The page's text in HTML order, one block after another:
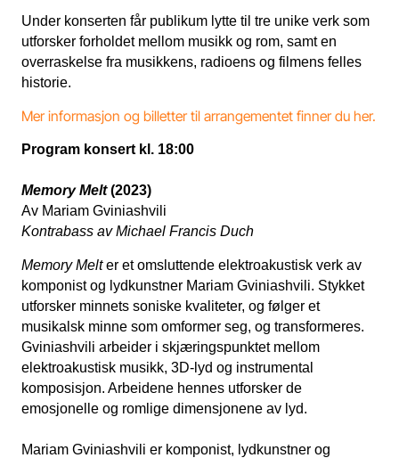
Under konserten får publikum lytte til tre unike verk som
utforsker forholdet mellom musikk og rom, samt en
overraskelse fra musikkens, radioens og filmens felles
historie.
Mer informasjon og billetter til arrangementet finner du her.
Program konsert kl. 18:00
Memory Melt(2023)
Av Mariam Gviniashvili
Kontrabass av Michael Francis Duch
Memory Melter et omsluttende elektroakustisk verk av
komponist og lydkunstner Mariam Gviniashvili. Stykket
utforsker minnets soniske kvaliteter, og følger et
musikalsk minne som omformer seg, og transformeres.
Gviniashvili arbeider i skjæringspunktet mellom
elektroakustisk musikk, 3D-lyd og instrumental
komposisjon. Arbeidene hennes utforsker de
emosjonelle og romlige dimensjonene av lyd.
Mariam Gviniashvili er komponist, lydkunstner og